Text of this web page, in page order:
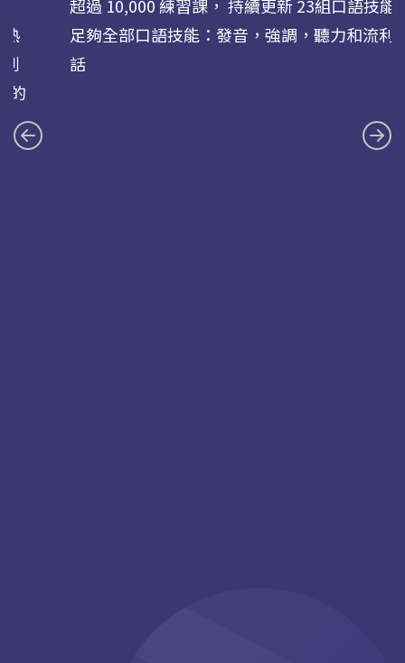
的
超過 10,000 練習課， 持續更新 23組口語技能
足夠全部口語技能：發音，強調，聽力和流利
話